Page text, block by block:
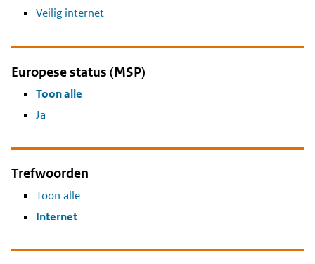
Veilig internet
Europese status (MSP)
Toon alle
Ja
Trefwoorden
Toon alle
Internet